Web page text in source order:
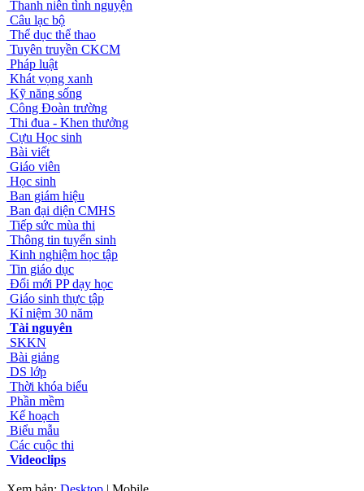
Thanh niên tình nguyện
Câu lạc bộ
Thể dục thể thao
Tuyên truyền CKCM
Pháp luật
Khát vọng xanh
Kỹ năng sống
Công Đoàn trường
Thi đua - Khen thưởng
Cựu Học sinh
Bài viết
Giáo viên
Học sinh
Ban giám hiệu
Ban đại diện CMHS
Tiếp sức mùa thi
Thông tin tuyển sinh
Kinh nghiệm học tập
Tin giáo dục
Đổi mới PP dạy học
Giáo sinh thực tập
Kỉ niệm 30 năm
Tài nguyên
SKKN
Bài giảng
DS lớp
Thời khóa biểu
Phần mềm
Kế hoạch
Biểu mẫu
Các cuộc thi
Videoclips